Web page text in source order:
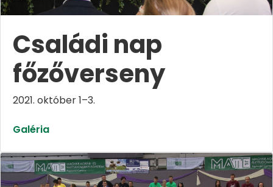
Családi nap
főzőverseny
2021. október 1–3.
Galéria